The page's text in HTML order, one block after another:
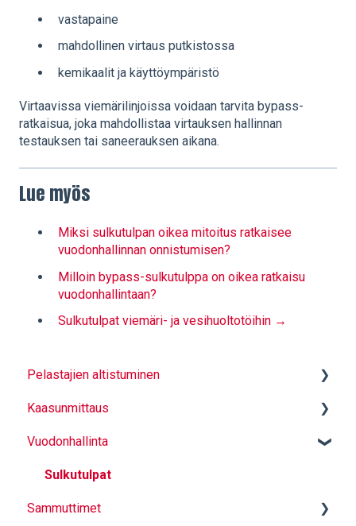
vastapaine
mahdollinen virtaus putkistossa
kemikaalit ja käyttöympäristö
Virtaavissa viemärilinjoissa voidaan tarvita bypass-
ratkaisua, joka mahdollistaa virtauksen hallinnan
testauksen tai saneerauksen aikana.
Lue myös
Miksi sulkutulpan oikea mitoitus ratkaisee
vuodonhallinnan onnistumisen?
Milloin bypass-sulkutulppa on oikea ratkaisu
vuodonhallintaan?
Sulkutulpat viemäri- ja vesihuoltotöihin →
Pelastajien altistuminen
Hiukkassuojaavat alusasut
Kapselointikassit
Varusteiden puhdistus - LCO2
Kaasunmittaus
Mittauksen perusteet
Mittaus
Käyttö ja turvallinen toiminta
Vuodonhallinta
Sulkutulpat
Sammuttimet